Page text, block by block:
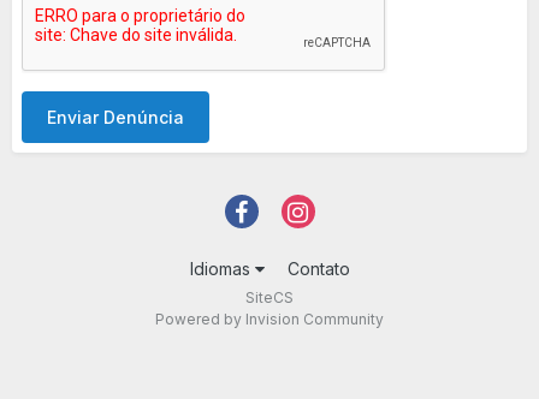
Enviar Denúncia
Idiomas Contato
SiteCS
Powered by Invision Community